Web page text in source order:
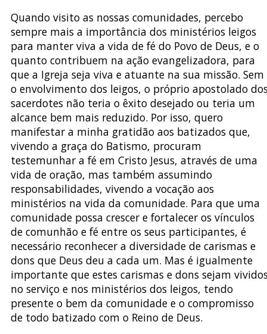
Quando visito as nossas comunidades, percebo
sempre mais a importância dos ministérios leigos
para manter viva a vida de fé do Povo de Deus, e o
quanto contribuem na ação evangelizadora, para
que a Igreja seja viva e atuante na sua missão. Sem
o envolvimento dos leigos, o próprio apostolado
sacerdotes não teria o êxito desejado ou teria um
alcance bem mais reduzido. Por isso, quero
manifestar a minha gratidão aos batizados que,
vivendo a graça do Batismo, procuram
testemunhar a fé em Cristo Jesus, através de uma
vida de oração, mas também assumindo
responsabilidades, vivendo a vocação aos
ministérios na vida da comunidade. Para que uma
comunidade possa crescer e fortalecer os vínculos
de comunhão e fé entre os seus participantes, é
necessário reconhecer a diversidade de carismas e
dons que Deus deu a cada um. Mas é igualmente
importante que estes carismas e dons sejam
no serviço e nos ministérios dos leigos, tendo
presente o bem da comunidade e o compromisso
de todo batizado com o Reino de Deus.